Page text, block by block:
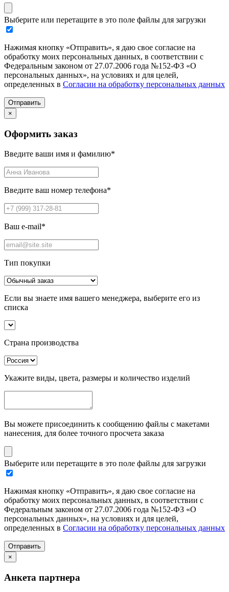
Выберите или перетащите в это поле файлы для загрузки
Нажимая кнопку «Отправить», я даю свое согласие на
обработку моих персональных данных, в соответствии с
Федеральным законом от 27.07.2006 года №152-ФЗ «О
персональных данных», на условиях и для целей,
определенных в Согласии на обработку персональных данных
Отправить
×
Оформить заказ
Введите ваши имя и фамилию*
Введите ваш номер телефона*
Ваш e-mail*
Тип покупки
Если вы знаете имя вашего менеджера, выберите его из
списка
Страна производства
Укажите виды, цвета, размеры и количество изделий
Вы можете присоединить к сообщению файлы с макетами
нанесения, для более точного просчета заказа
Выберите или перетащите в это поле файлы для загрузки
Нажимая кнопку «Отправить», я даю свое согласие на
обработку моих персональных данных, в соответствии с
Федеральным законом от 27.07.2006 года №152-ФЗ «О
персональных данных», на условиях и для целей,
определенных в Согласии на обработку персональных данных
Отправить
×
Анкета партнера